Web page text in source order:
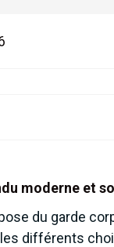
moderne et
du garde
différents